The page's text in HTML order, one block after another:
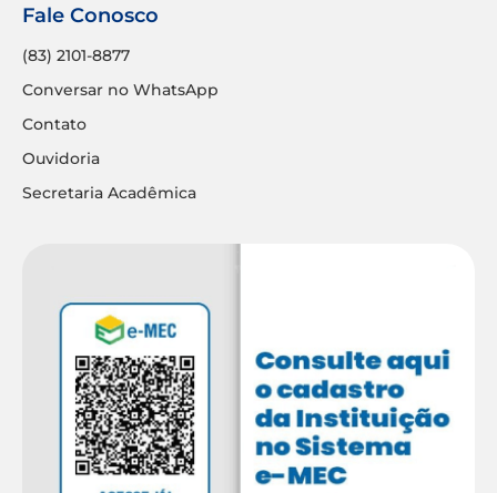
Fale Conosco
(83) 2101-8877
Conversar no WhatsApp
Contato
Ouvidoria
Secretaria Acadêmica